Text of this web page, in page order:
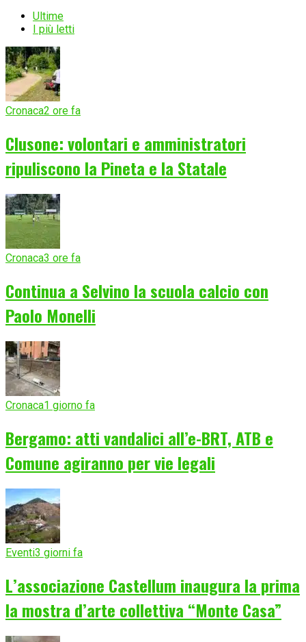
Ultime
I più letti
Cronaca2 ore fa
Clusone: volontari e amministratori
ripuliscono la Pineta e la Statale
Cronaca3 ore fa
Continua a Selvino la scuola calcio con
Paolo Monelli
Cronaca1 giorno fa
Bergamo: atti vandalici all’e-BRT, ATB e
Comune agiranno per vie legali
Eventi3 giorni fa
L’associazione Castellum inaugura la prima
la mostra d’arte collettiva “Monte Casa”